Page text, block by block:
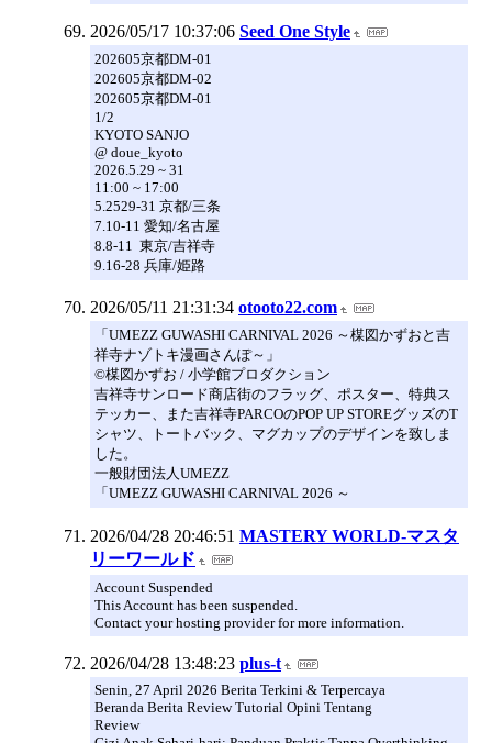
2026/05/17 10:37:06 Seed One Style
202605京都DM-01
202605京都DM-02
202605京都DM-01
1/2
KYOTO SANJO
@ doue_kyoto
2026.5.29 ~ 31
11:00 ~ 17:00
5.2529-31 京都/三条
7.10-11 愛知/名古屋
8.8-11 東京/吉祥寺
​9.16-28 兵庫/姫路
2026/05/11 21:31:34 otooto22.com
「UMEZZ GUWASHI CARNIVAL 2026 ～楳図かずおと吉
祥寺ナゾトキ漫画さんぽ～」
©楳図かずお / 小学館プロダクション
吉祥寺サンロード商店街のフラッグ、ポスター、特典ス
テッカー、また吉祥寺PARCOのPOP UP STOREグッズのT
シャツ、トートバック、マグカップのデザインを致しま
した。
一般財団法人UMEZZ
「UMEZZ GUWASHI CARNIVAL 2026 ～
2026/04/28 20:46:51 MASTERY WORLD-マスタ
リーワールド
Account Suspended
This Account has been suspended.
Contact your hosting provider for more information.
2026/04/28 13:48:23 plus-t
Senin, 27 April 2026 Berita Terkini & Terpercaya
Beranda Berita Review Tutorial Opini Tentang
Review